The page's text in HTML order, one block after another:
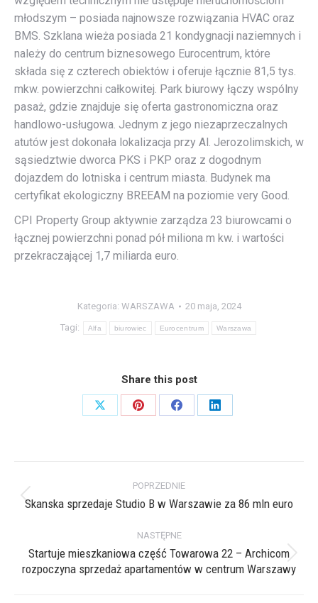
młodszym – posiada najnowsze rozwiązania HVAC oraz
BMS. Szklana wieża posiada 21 kondygnacji naziemnych i
należy do centrum biznesowego Eurocentrum, które
składa się z czterech obiektów i oferuje łącznie 81,5 tys.
mkw. powierzchni całkowitej. Park biurowy łączy wspólny
pasaż, gdzie znajduje się oferta gastronomiczna oraz
handlowo-usługowa. Jednym z jego niezaprzeczalnych
atutów jest dokonała lokalizacja przy Al. Jerozolimskich, w
sąsiedztwie dworca PKS i PKP oraz z dogodnym
dojazdem do lotniska i centrum miasta. Budynek ma
certyfikat ekologiczny BREEAM na poziomie very Good.
CPI Property Group aktywnie zarządza 23 biurowcami o
łącznej powierzchni ponad pół miliona m kw. i wartości
przekraczającej 1,7 miliarda euro.
Kategoria: WARSZAWA 20 maja, 2024
Tagi: Alfa biurowiec Eurocentrum Warszawa
Share this post
Share
Share
Share
Share
wpisów
POPRZEDNIE
Poprzedni
Skanska sprzedaje Studio B w Warszawie za 86 mln euro
NASTĘPNE
Następny
Startuje mieszkaniowa część Towarowa 22 – Archicom
rozpoczyna sprzedaż apartamentów w centrum Warszawy